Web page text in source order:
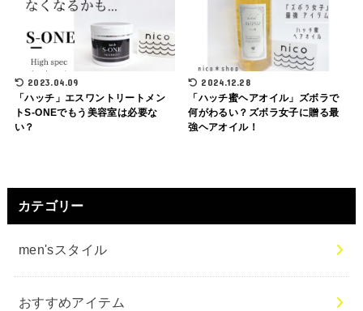
2023.04.09
「ハッチ」エスワントリートメン
トS-ONEでもう美容室は必要な
い？
2024.12.28
「ハッチ蜜ヘアオイル」ズボラで
何がわるい？ズボラ女子に贈る最
強ヘアオイル！
カテゴリー
men'sスタイル
おすすめアイテム